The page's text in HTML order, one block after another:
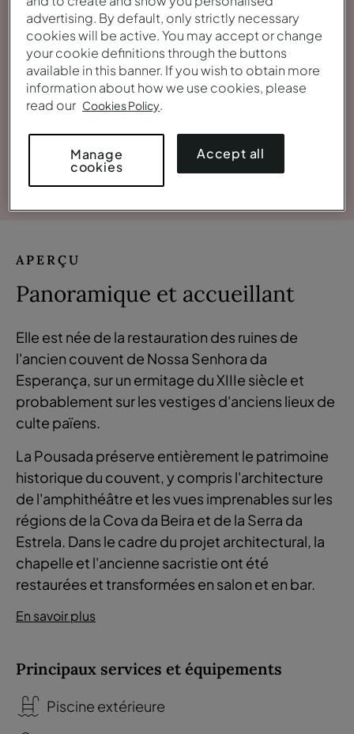
APERÇU
Panoramique et accueillant
Elle est née de la restauration des ruines de
l'ancien couvent de Nossa Senhora da
Esperança, sur un ermitage du XIIIe siècle et
probablement sur les vestiges d'anciens lieux de
culte païens.
La Pousada préserve entièrement le patrimoine
historique du couvent, y compris l'architecture
de l'amphithéâtre et les vues imprenables sur les
régions de la Cova da Beira et de la Serra da
Estrela. Dans le cadre du projet architectural, la
chapelle et l'ancienne sacristie ont été
restaurées et transformées en salon et en bar.
En savoir plus
Principaux services et équipements
Piscine extérieure
advertising. By default, only strictly necessary
cookies will be active. You may accept or change
your cookie definitions through the buttons
available in this banner. If you wish to obtain more
information about how we use cookies, please
read our Cookies Policy.
Accept all
Manage
cookies